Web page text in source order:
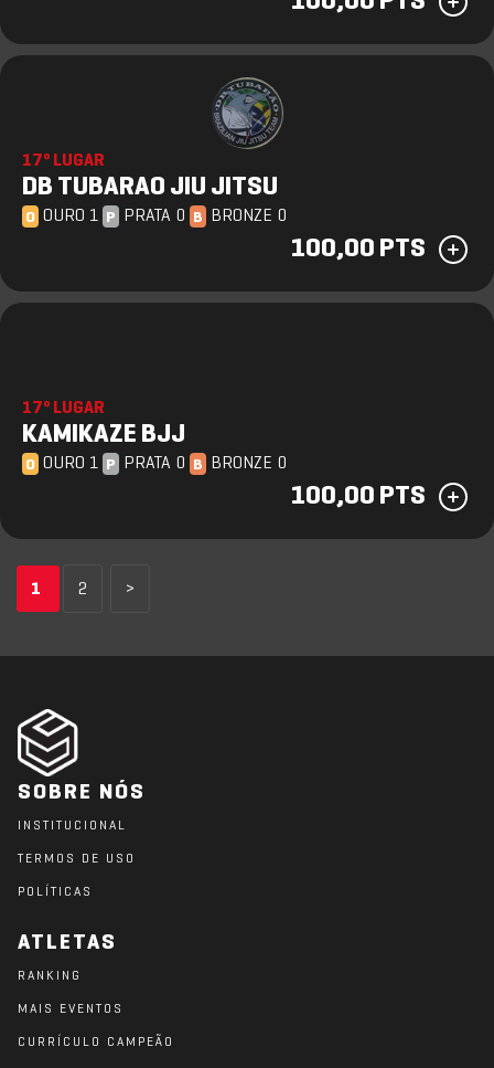
17º LUGAR
DB TUBARAO JIU JITSU
O OURO 1 P PRATA 0 B BRONZE 0
100,00 PTS
17º LUGAR
KAMIKAZE BJJ
O OURO 1 P PRATA 0 B BRONZE 0
100,00 PTS
1 2 >
SOBRE NÓS
INSTITUCIONAL
TERMOS DE USO
POLÍTICAS
ATLETAS
RANKING
MAIS EVENTOS
CURRÍCULO CAMPEÃO